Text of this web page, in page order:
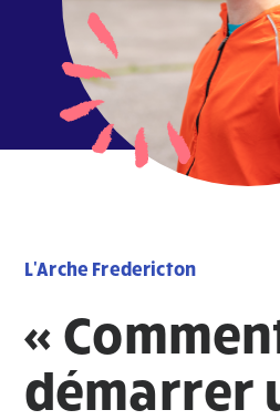
L'Arche Fredericton
«
démarrer